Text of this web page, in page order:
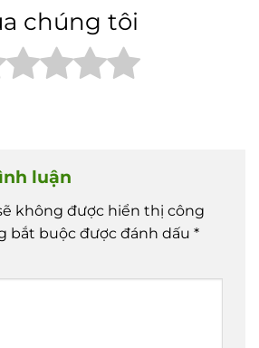
chúng tôi
luận
không được hiển thị công
bắt buộc được đánh dấu *